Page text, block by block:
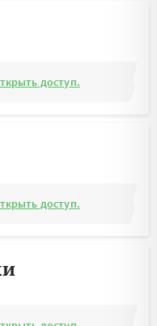
доступ.
доступ.